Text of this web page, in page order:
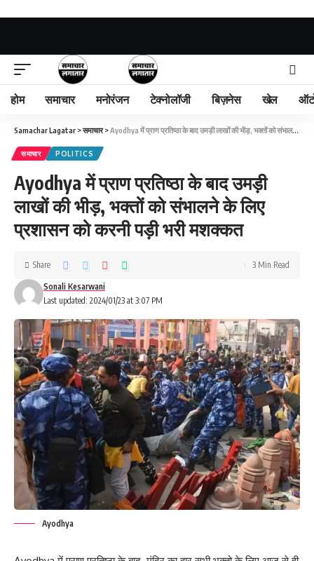
होम समाचार मनोरंजन टेक्नोलॉजी बिज़नेस खेल
Samachar Lagatar >समाचार>Ayodhya में प्राण प्रतिष्ठा के बाद उमड़ी लाखों की भीड़, भक्तों को संभालने के लिए प्रशासन को करनी पड़ी भरी मशक्कत
समाचार POLITICS
Ayodhya में प्राण प्रतिष्ठा के बाद उमड़ी
लाखों की भीड़, भक्तों को संभालने के लिए
प्रशासन को करनी पड़ी भरी मशक्कत
Last updated: 2024/01/23 at 3:07 PM
Sonali Kesarwani
Share 3 Min Read
Ayodhya